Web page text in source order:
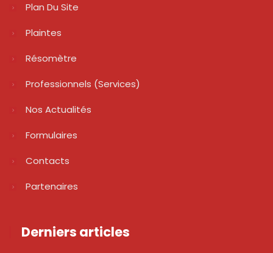
Plan Du Site
Plaintes
Résomètre
Professionnels (services)
Nos Actualités
Formulaires
Contacts
Partenaires
Derniers articles